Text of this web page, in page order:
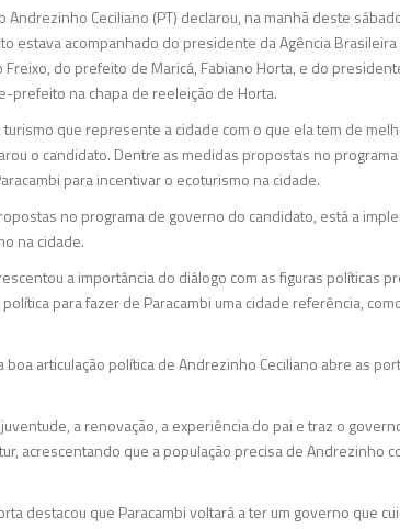
Andrezinho Ceciliano (PT) declarou, na manhã deste
estava acompanhado do presidente da Agência
Freixo, do prefeito de Maricá, Fabiano Horta, e do
prefeito na chapa de reeleição de Horta.
turismo que represente a cidade com o que ela tem de
o candidato. Dentre as medidas propostas no
para incentivar o ecoturismo na cidade.
no programa de governo do candidato, está a
na cidade.
a importância do diálogo com as figuras políticas
para fazer de Paracambi uma cidade referência,
boa articulação política de Andrezinho Ceciliano abre as
a renovação, a experiência do pai e traz o
acrescentando que a população precisa de Andrezinho
destacou que Paracambi voltará a ter um governo que